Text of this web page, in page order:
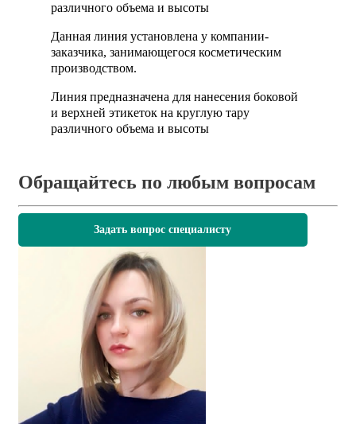
различного объема и высоты
Данная линия установлена у компании-
заказчика, занимающегося косметическим
производством.
Линия предназначена для нанесения боковой
и верхней этикеток на круглую тару
различного объема и высоты
Обращайтесь по любым вопросам
Задать вопрос специалисту